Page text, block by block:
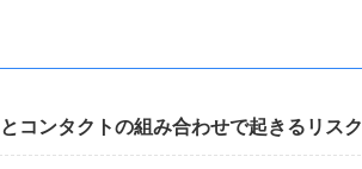
コンタクトの組み合わせで起きるリスク